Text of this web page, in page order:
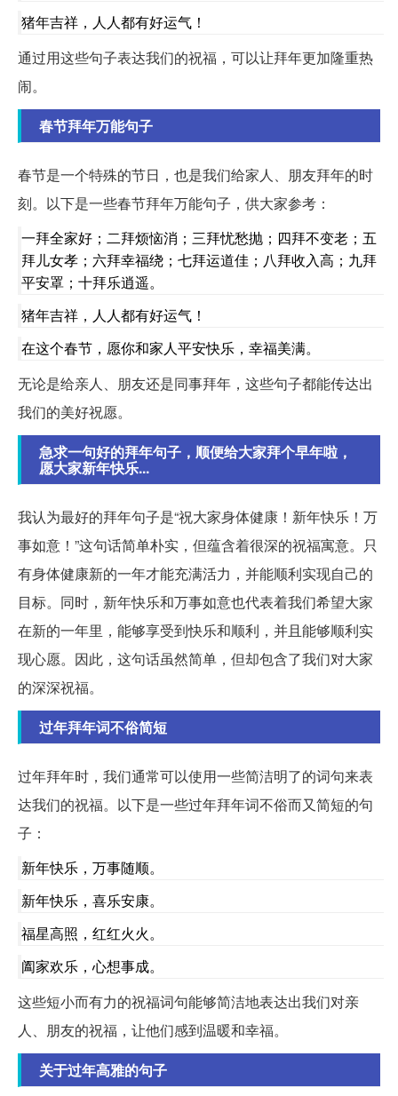
猪年吉祥，人人都有好运气！
通过用这些句子表达我们的祝福，可以让拜年更加隆重热
闹。
春节拜年万能句子
春节是一个特殊的节日，也是我们给家人、朋友拜年的时
刻。以下是一些春节拜年万能句子，供大家参考：
一拜全家好；二拜烦恼消；三拜忧愁抛；四拜不变老；五
拜儿女孝；六拜幸福绕；七拜运道佳；八拜收入高；九拜
平安罩；十拜乐逍遥。
猪年吉祥，人人都有好运气！
在这个春节，愿你和家人平安快乐，幸福美满。
无论是给亲人、朋友还是同事拜年，这些句子都能传达出
我们的美好祝愿。
急求一句好的拜年句子，顺便给大家拜个早年啦，
愿大家新年快乐...
我认为最好的拜年句子是“祝大家身体健康！新年快乐！万
事如意！”这句话简单朴实，但蕴含着很深的祝福寓意。只
有身体健康新的一年才能充满活力，并能顺利实现自己的
目标。同时，新年快乐和万事如意也代表着我们希望大家
在新的一年里，能够享受到快乐和顺利，并且能够顺利实
现心愿。因此，这句话虽然简单，但却包含了我们对大家
的深深祝福。
过年拜年词不俗简短
过年拜年时，我们通常可以使用一些简洁明了的词句来表
达我们的祝福。以下是一些过年拜年词不俗而又简短的句
子：
新年快乐，万事随顺。
新年快乐，喜乐安康。
福星高照，红红火火。
阖家欢乐，心想事成。
这些短小而有力的祝福词句能够简洁地表达出我们对亲
人、朋友的祝福，让他们感到温暖和幸福。
关于过年高雅的句子